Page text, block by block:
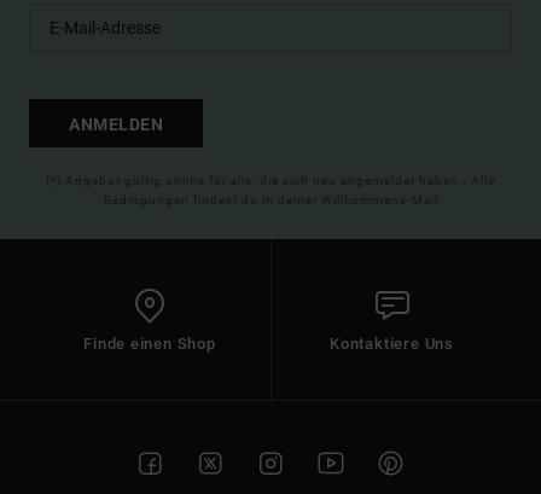
ANMELDEN
(*) Angebot gültig online für alle, die sich neu angemeldet haben - Alle
Bedingungen findest du in deiner Willkommens-Mail
Finde einen Shop Kontaktiere Uns